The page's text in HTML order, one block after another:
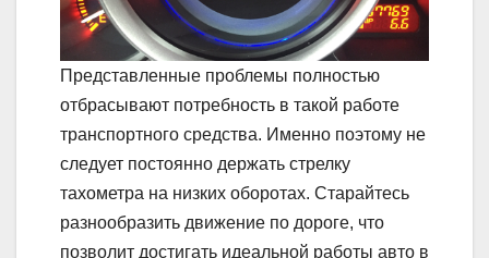
Представленные проблемы полностью
отбрасывают потребность в такой работе
транспортного средства. Именно поэтому не
следует постоянно держать стрелку
тахометра на низких оборотах. Старайтесь
разнообразить движение по дороге, что
позволит достигать идеальной работы авто в